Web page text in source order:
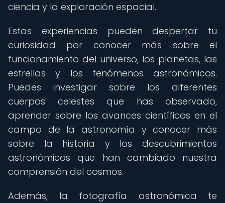
ciencia y la exploración espacial.
Estas experiencias pueden despertar tu
curiosidad por conocer más sobre el
funcionamiento del universo, los planetas, las
estrellas y los fenómenos astronómicos.
Puedes investigar sobre los diferentes
cuerpos celestes que has observado,
aprender sobre los avances científicos en el
campo de la astronomía y conocer más
sobre la historia y los descubrimientos
astronómicos que han cambiado nuestra
comprensión del cosmos.
Además, la fotografía astronómica te